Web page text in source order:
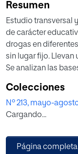
Resumen
Estudio transversal
de carácter
drogas en
sin lugar fijo. Llevan
Se analizan las
Colecciones
Nº 213, mayo-
Cargando...
Página